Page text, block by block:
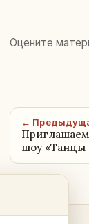
Оцените
←
шоу «Танцы